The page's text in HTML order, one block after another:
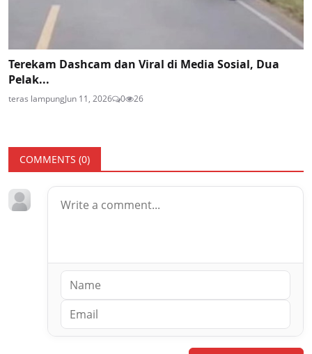
Terekam Dashcam dan Viral di Media Sosial, Dua
Pelak...
teras lampungJun 11, 2026 0 26
COMMENTS (0)